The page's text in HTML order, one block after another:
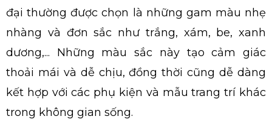
đại thường được chọn là những gam màu nhẹ
nhàng và đơn sắc như trắng, xám, be, xanh
dương,... Những màu sắc này tạo cảm giác
thoải mái và dễ chịu, đồng thời cũng dễ dàng
kết hợp với các phụ kiện và mẫu trang trí khác
trong không gian sống.